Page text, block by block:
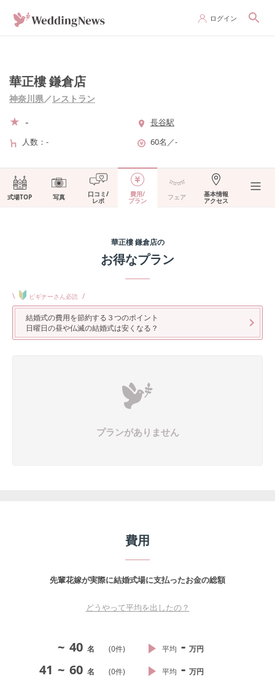
ログイン
華正樓 鎌倉店
神奈川県／レストラン
-
長谷駅
人数
- 60名 ／-
式場TOP 写真 口コミ/
レポ
費用/
プラン フェア 基本情報
アクセス
華正樓 鎌倉店の
お得なプラン
\ ビギナーさん必読 /
結婚式の費用を節約する３つのポイント
日曜日の昼や仏滅の結婚式は安くなる？
プランがありません
費用
先輩花嫁が実際に結婚式場に支払ったお金の総額
どうやって平均を出したの？
~ 40 名 (0件) 平均 - 万円
41 ~ 60 名 (0件) 平均 - 万円